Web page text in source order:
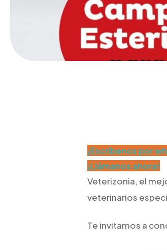
¡Escríbenos por
¡Llámanos ahora!
Veterizonia, el
veterinarios
Te invitamos a